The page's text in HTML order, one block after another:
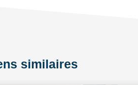
similaires